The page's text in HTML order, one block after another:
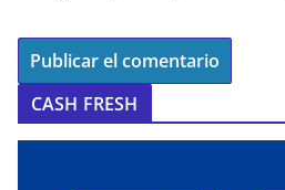
CASH FRESH